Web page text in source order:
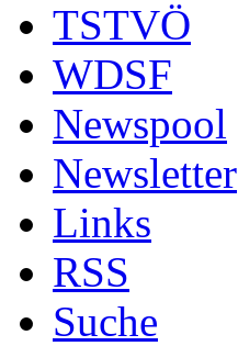
TSTVÖ
WDSF
Newspool
Newsletter
Links
RSS
Suche